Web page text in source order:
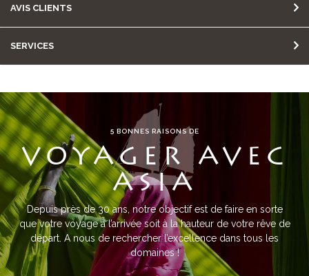
AVIS CLIENTS
SERVICES
5 BONNES RAISONS DE
VOYAGER AVEC
ASIA
Depuis près de 30 ans, notre objectif est de faire en sorte
que votre voyage à l’arrivée soit à la hauteur de votre rêve de
départ. A nous de rechercher l’excellence dans tous les
domaines !